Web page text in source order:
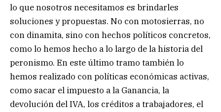
lo que nosotros necesitamos es brindarles
soluciones y propuestas. No con motosierras, no
con dinamita, sino con hechos políticos concretos,
como lo hemos hecho a lo largo de la historia del
peronismo. En este último tramo también lo
hemos realizado con políticas económicas activas,
como sacar el impuesto a la Ganancia, la
devolución del IVA, los créditos a trabajadores, el